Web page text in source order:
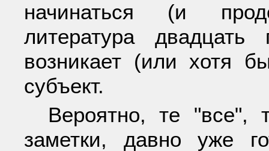
начинаться (и
литература
возникает (или хотя
субъект.
Вероятно, те "все",
заметки, давно уже